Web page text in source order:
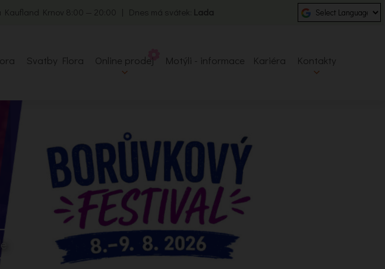
Krnov 8:00 — 20:00 | Dnes má svátek: Lada
Svatby Flora Online prodej Motýli - informace Kariéra Kontakty